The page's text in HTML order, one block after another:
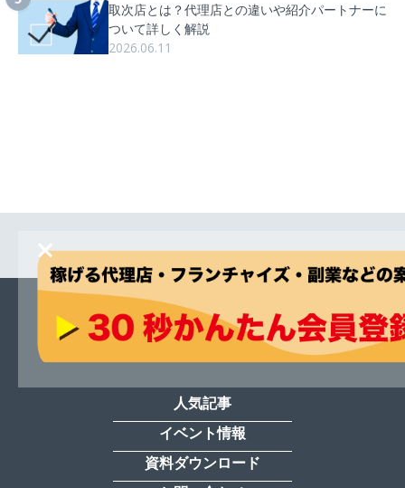
取次店とは？代理店との違いや紹介パートナーに
ついて詳しく解説
2026.06.11
人気記事
イベント情報
資料ダウンロード